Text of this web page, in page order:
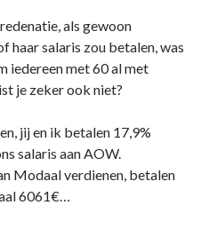
als gewoon
haar salaris zou betalen, was
iedereen met 60 al met
je zeker ook niet?
jij en ik betalen 17,9%
salaris aan AOW.
Modaal verdienen, betalen
6061€…